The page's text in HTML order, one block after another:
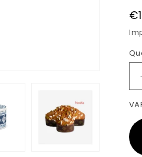
di